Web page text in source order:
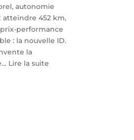
autonomie
atteindre 452 km,
performance
: la nouvelle ID.
la
Lire la suite